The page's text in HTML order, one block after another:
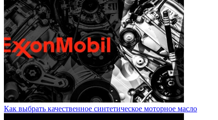
Как выбрать качественное синтетическое моторное масло